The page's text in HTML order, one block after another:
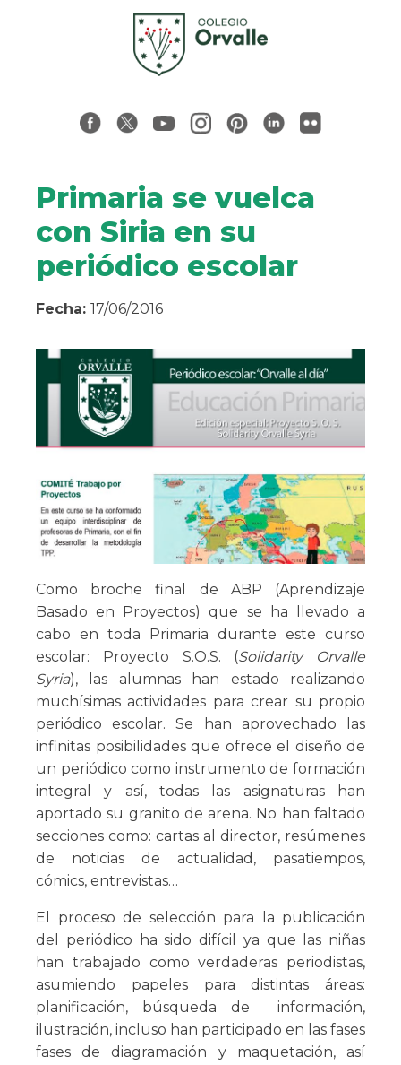
Primaria se vuelca
con Siria en su
periódico escolar
Fecha: 17/06/2016
Como broche final de ABP (Aprendizaje
Basado en Proyectos) que se ha llevado a
cabo en toda Primaria durante este curso
escolar: Proyecto S.O.S. (Solidarity Orvalle
Syria), las alumnas han estado realizando
muchísimas actividades para crear su propio
periódico escolar. Se han aprovechado las
infinitas posibilidades que ofrece el diseño de
un periódico como instrumento de formación
integral y así, todas las asignaturas han
aportado su granito de arena. No han faltado
secciones como: cartas al director, resúmenes
de noticias de actualidad, pasatiempos,
cómics, entrevistas…
El proceso de selección para la publicación
del periódico ha sido difícil ya que las niñas
han trabajado como verdaderas periodistas,
asumiendo papeles para distintas áreas:
planificación, búsqueda de información,
ilustración, incluso han participado en las fases
fases de diagramación y maquetación, así